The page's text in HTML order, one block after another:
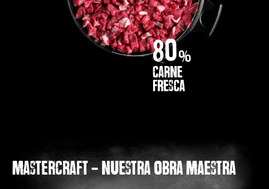
80%
CARNE
FRESCA
MASTERCRAFT - nuestra obra maestra